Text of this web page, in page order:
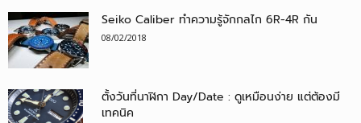
Seiko Caliber ทำความรู้จักกลไก 6R-4R กัน
08/02/2018
ตั้งวันที่นาฬิกา Day/Date : ดูเหมือนง่าย แต่ต้องมี
เทคนิค